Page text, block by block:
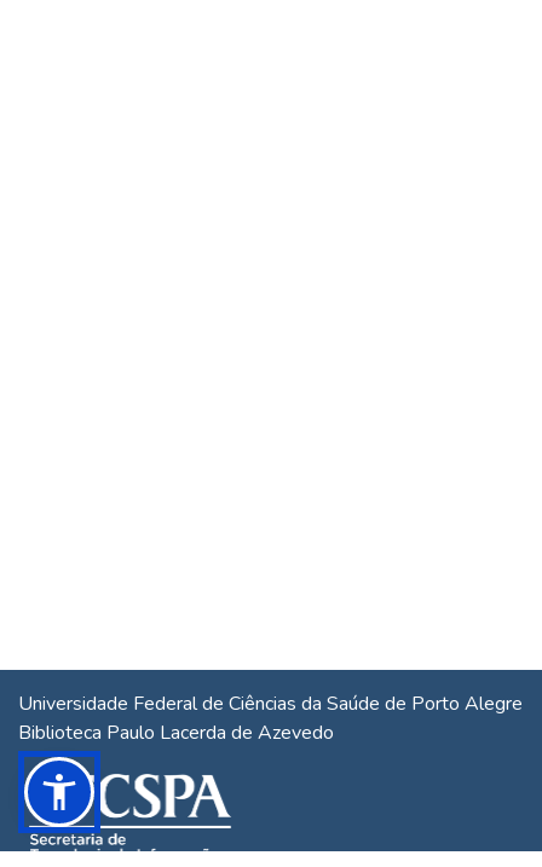
Universidade Federal de Ciências da Saúde de Porto Alegre
Biblioteca Paulo Lacerda de Azevedo